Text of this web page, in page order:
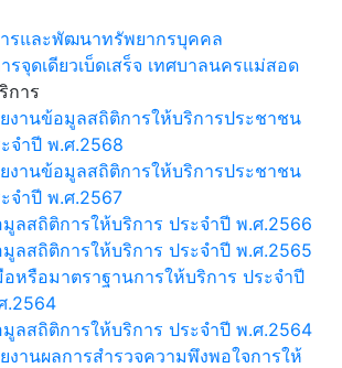
รและพัฒนาทรัพยากรบุคคล
รจุดเดียวเบ็ดเสร็จ เทศบาลนครแม่สอด
การ
งานข้อมูลสถิติการให้บริการประชาชน
จำปี พ.ศ.2568
งานข้อมูลสถิติการให้บริการประชาชน
จำปี พ.ศ.2567
ลสถิติการให้บริการ ประจำปี พ.ศ.2566
ลสถิติการให้บริการ ประจำปี พ.ศ.2565
หรือมาตราฐานการให้บริการ ประจำปี
.2564
ลสถิติการให้บริการ ประจำปี พ.ศ.2564
งานผลการสำรวจความพึงพอใจการให้